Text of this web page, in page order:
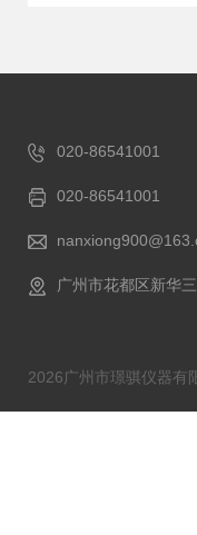
020-86541001
020-86541001
广州市花都区新华
2026广州市璟骐仪器